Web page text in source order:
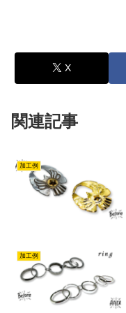
X
関連記事
加工例
加工例